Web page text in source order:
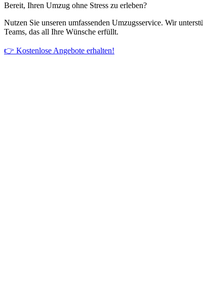
Bereit, Ihren Umzug ohne Stress zu erleben?
Nutzen Sie unseren umfassenden Umzugsservice. Wir
Teams, das all Ihre Wünsche erfüllt.
👉 Kostenlose Angebote erhalten!